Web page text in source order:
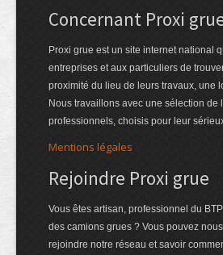
Concernant Proxi
Proxi grue est un site internet national
entreprises et aux particuliers de
proximité du lieu de leurs travaux, une
Nous travaillons avec une sélection de
professionnels, choisis pour leur
Mentions légales
Rejoindre Proxi grue
Vous êtes artisan, professionnel du
des camions grues ? Vous pouvez
rejoindre notre réseau et savoir